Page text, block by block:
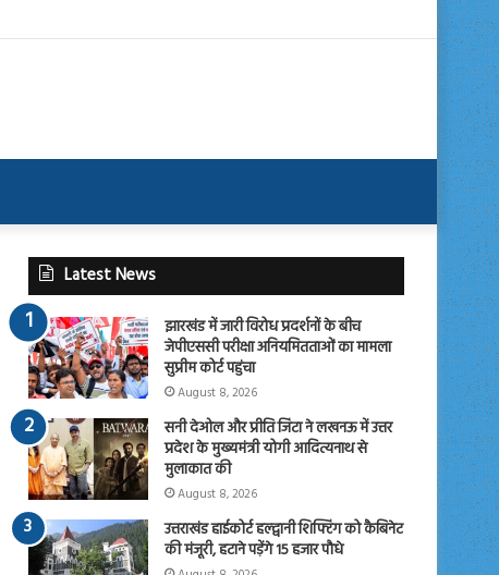
Latest News
झारखंड में जारी विरोध प्रदर्शनों के बीच
जेपीएससी परीक्षा अनियमितताओं का मामला
सुप्रीम कोर्ट पहुंचा
August 8, 2026
सनी देओल और प्रीति जिंटा ने लखनऊ में उत्तर
प्रदेश के मुख्यमंत्री योगी आदित्यनाथ से
मुलाकात की
August 8, 2026
उत्तराखंड हाईकोर्ट हल्द्वानी शिफ्टिंग को कैबिनेट
की मंजूरी, हटाने पड़ेंगे 15 हजार पौधे